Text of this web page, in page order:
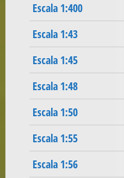
Escala 1:400
Escala 1:43
Escala 1:45
Escala 1:48
Escala 1:50
Escala 1:55
Escala 1:56